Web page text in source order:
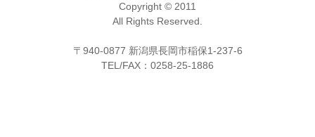
Copyright © 2011
All Rights Reserved.
〒940-0877 新潟県長岡市稲保1-237-6
TEL/FAX：0258-25-1886